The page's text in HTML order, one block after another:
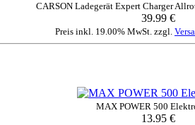
CARSON Ladegerät Expert Charger
39.99 €
Preis inkl. 19.00% MwSt. zzgl.
MAX POWER 500
13.95 €